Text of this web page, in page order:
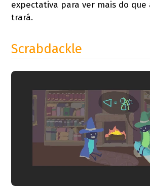
expectativa para ver mais do que
trará.
Scrabdackle